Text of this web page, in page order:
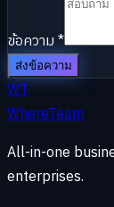
ข้อความ*
ส่งข้อความ
WT
WhereTeam
All-in-one
enterprises.